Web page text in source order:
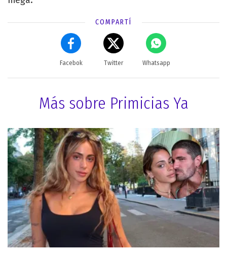
COMPARTÍ
Facebok Twitter Whatsapp
Más sobre Primicias Ya